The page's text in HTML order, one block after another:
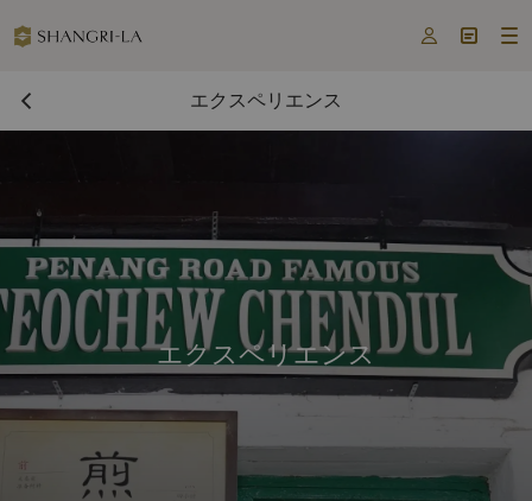
  
エクスペリエンス
エクスペリエンス